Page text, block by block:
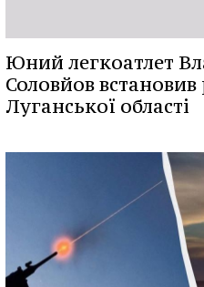
Юний легкоатлет
Соловйов встановив
Луганської області